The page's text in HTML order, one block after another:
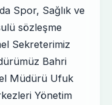
Spor, Sağlık ve
sözleşme
Sekreterimiz
Bahri
Müdürü Ufuk
Yönetim